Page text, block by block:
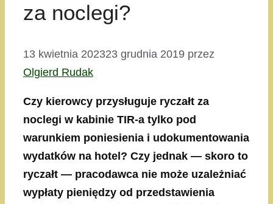
za noclegi?
13 kwietnia 202323 grudnia 2019 przez
Olgierd Rudak
Czy kierowcy przysługuje ryczałt za
noclegi w kabinie TIR-a tylko pod
warunkiem poniesienia i udokumentowania
wydatków na hotel? Czy jednak — skoro to
ryczałt — pracodawca nie może uzależniać
wypłaty pieniędzy od przedstawienia